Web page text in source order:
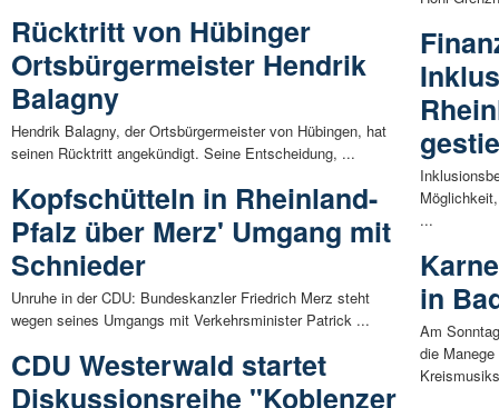
Rücktritt von Hübinger
Ortsbürgermeister Hendrik
Balagny
Hendrik Balagny, der Ortsbürgermeister von Hübingen, hat
seinen Rücktritt angekündigt. Seine Entscheidung, ...
Kopfschütteln in Rheinland-
Pfalz über Merz' Umgang mit
Schnieder
Unruhe in der CDU: Bundeskanzler Friedrich Merz steht
wegen seines Umgangs mit Verkehrsminister Patrick ...
CDU Westerwald startet
Diskussionsreihe "Koblenzer
...
in
Am
die